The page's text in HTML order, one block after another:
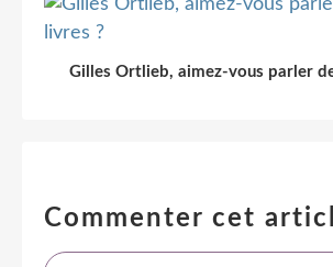
Gilles Ortlieb, aimez-vous parler
Commenter cet